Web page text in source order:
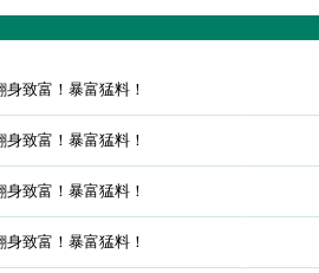
致富！暴富猛料！
致富！暴富猛料！
致富！暴富猛料！
致富！暴富猛料！